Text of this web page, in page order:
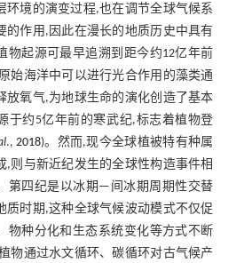
环境的演变过程,也在调节全球气候系
的作用,因此在漫长的地质历史中具有
物起源可最早追溯到距今约12亿年前
始海洋中可以进行光合作用的藻类通
放氧气,为地球生命的演化创造了基本
于约5亿年前的寒武纪,标志着植物登
., 2018)。然而,现今全球植被特有种属
,则与新近纪发生的全球性构造事件相
第四纪是以冰期—间冰期周期性交替
质时期,这种全球气候波动模式不仅促
物种分化和生态系统变化等方式不断
物通过水文循环、碳循环对古气候产